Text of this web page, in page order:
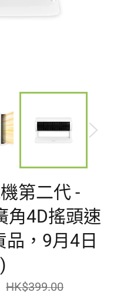
第二代 -
角4D搖頭速
，9月4日
定
價
HK$399.00